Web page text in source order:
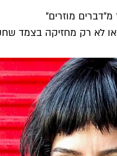
מוזרים"
רק מחזיקה בצמד